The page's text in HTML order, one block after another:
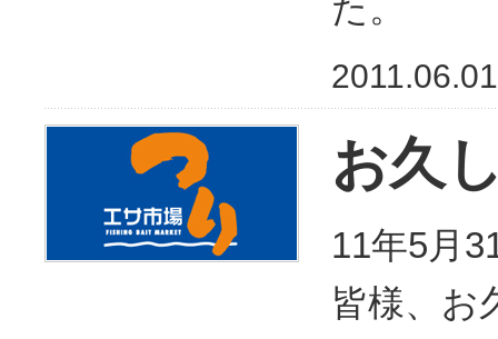
た。
2011.06.01
お久
11年5月
皆様、お